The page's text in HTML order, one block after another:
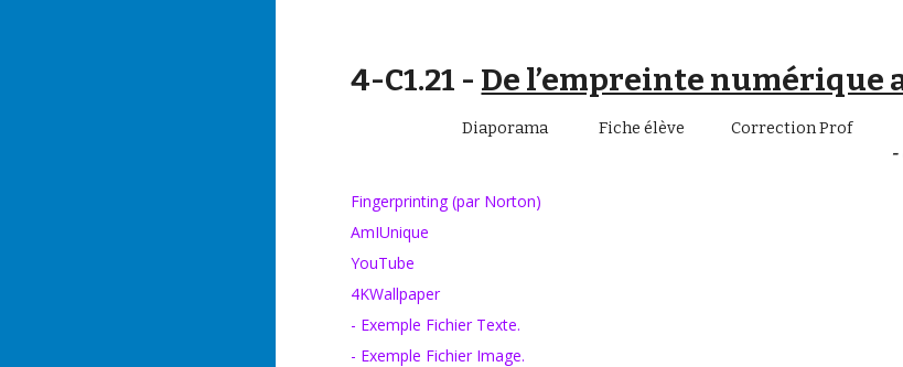
4-C1.21 - De l’empreinte numérique
Diaporama Fiche élève Correction Prof
-
Fingerprinting (par Norton)
AmIUnique
YouTube
4KWallpaper
- Exemple Fichier Texte.
- Exemple Fichier Image.